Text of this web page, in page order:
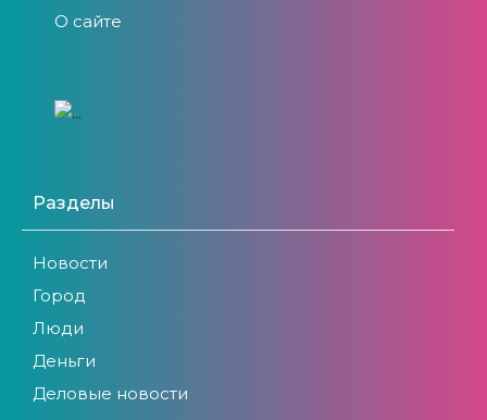
О сайте
Разделы
Новости
Город
Люди
Деньги
Деловые новости